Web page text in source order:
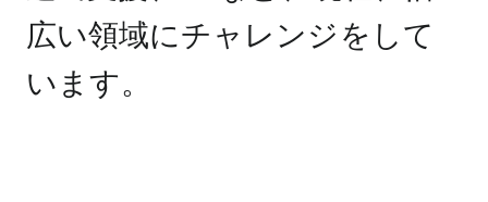
広い領域にチャレンジをして
います。